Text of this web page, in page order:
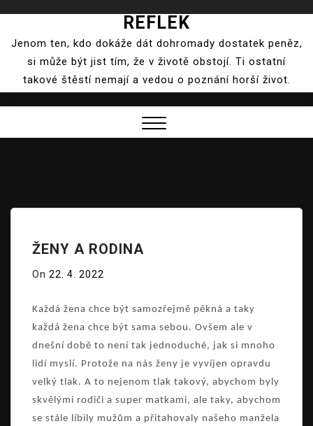
content
REFLEK
Jenom ten, kdo dokáže dát dohromady dostatek peněz,
si může být jist tím, že v životě obstojí. Ti ostatní
takové štěstí nemají a vedou o poznání horší život.
ŽENY A RODINA
On 22. 4. 2022
Každá žena chce být samozřejmě pěkná a taky
každá žena chce být sama sebou. Ovšem ale v
dnešní době to není tak jednoduché, jak si mnoho
lidí myslí. Protože na nás ženy je vyvíjen opravdu
velký tlak. A to nejenom tlak takový, abychom byly
skvělými rodiči a super matkami, ale taky, abychom
se stále líbily mužům a přitahovaly našeho manžela